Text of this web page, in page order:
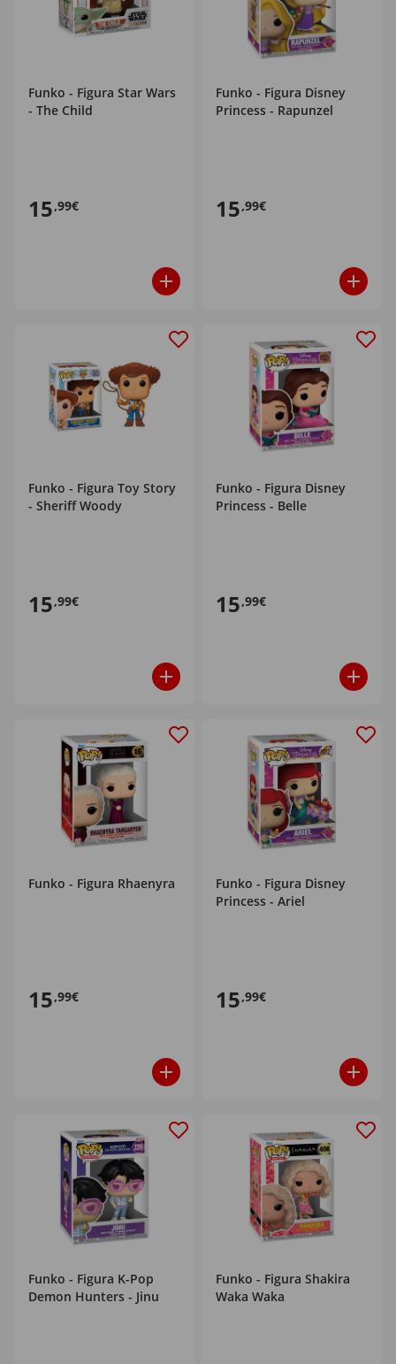
Funko - Figura Star Wars
- The Child
15,99€
Funko - Figura Disney
Princess - Rapunzel
15,99€
Funko - Figura Toy Story
- Sheriff Woody
15,99€
Funko - Figura Disney
Princess - Belle
15,99€
Funko - Figura Rhaenyra
15,99€
Funko - Figura Disney
Princess - Ariel
15,99€
Funko - Figura K-Pop
Demon Hunters - Jinu
Funko - Figura Shakira
Waka Waka